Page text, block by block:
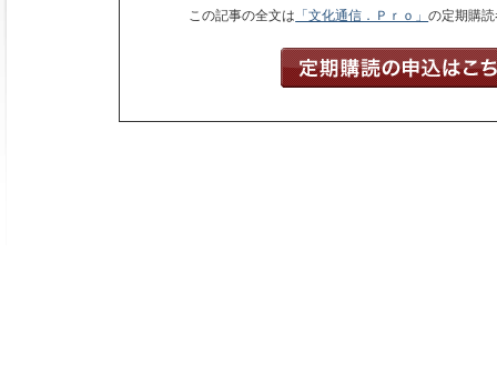
この記事の全文は 「文化通信．Ｐｒｏ」の定期購